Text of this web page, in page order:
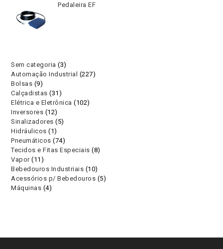
Pedaleira EF
Sem categoria 33
produtos
Automação Industrial 227227
Bolsas 99
produtos
Calçadistas 31 31
produtos
Elétrica e Eletrônica 102102
Inversores 1212
produtos
Sinalizadores 55
Hidráulicos 11
produto
Pneumáticos 7474
produtos
Tecidos e Fitas Especiais 88
Vapor 11 11
produtos
Bebedouros Industriais 1010
produtos
Acessórios p/ Bebedouros 55
Máquinas 44